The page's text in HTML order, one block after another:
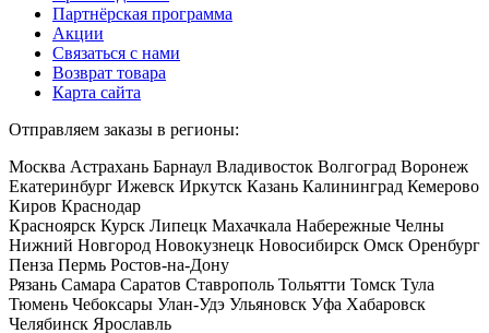
Партнёрская программа
Акции
Связаться с нами
Возврат товара
Карта сайта
Отправляем заказы в регионы:
Москва Астрахань Барнаул Владивосток Волгоград Воронеж
Екатеринбург Ижевск Иркутск Казань Калининград Кемерово
Киров Краснодар
Красноярск Курск Липецк Махачкала Набережные Челны
Нижний Новгород Новокузнецк Новосибирск Омск Оренбург
Пенза Пермь Ростов-на-Дону
Рязань Самара Саратов Ставрополь Тольятти Томск Тула
Тюмень Чебоксары Улан-Удэ Ульяновск Уфа Хабаровск
Челябинск Ярославль